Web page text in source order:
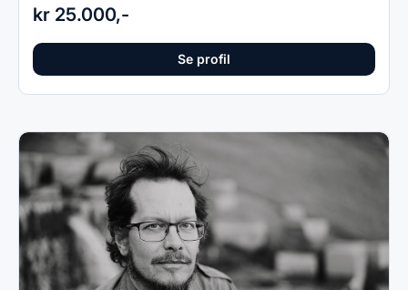
kr 25.000,-
Se profil